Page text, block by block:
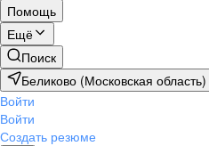
Помощь
Ещё
Поиск
Беликово (Московская область)
Войти
Войти
Создать резюме